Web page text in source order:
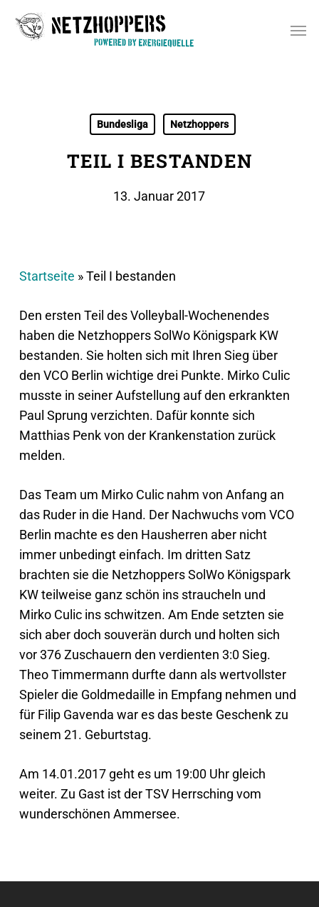
Bundesliga Netzhoppers
TEIL I BESTANDEN
13. Januar 2017
Startseite »Teil I bestanden
Den ersten Teil des Volleyball-Wochenendes
haben die Netzhoppers SolWo Königspark KW
bestanden. Sie holten sich mit Ihren Sieg über
den VCO Berlin wichtige drei Punkte. Mirko Culic
musste in seiner Aufstellung auf den erkrankten
Paul Sprung verzichten. Dafür konnte sich
Matthias Penk von der Krankenstation zurück
melden.
Das Team um Mirko Culic nahm von Anfang an
das Ruder in die Hand. Der Nachwuchs vom VCO
Berlin machte es den Hausherren aber nicht
immer unbedingt einfach. Im dritten Satz
brachten sie die Netzhoppers SolWo Königspark
KW teilweise ganz schön ins straucheln und
Mirko Culic ins schwitzen. Am Ende setzten sie
sich aber doch souverän durch und holten sich
vor 376 Zuschauern den verdienten 3:0 Sieg.
Theo Timmermann durfte dann als wertvollster
Spieler die Goldmedaille in Empfang nehmen und
für Filip Gavenda war es das beste Geschenk zu
seinem 21. Geburtstag.
Am 14.01.2017 geht es um 19:00 Uhr gleich
weiter. Zu Gast ist der TSV Herrsching vom
wunderschönen Ammersee.